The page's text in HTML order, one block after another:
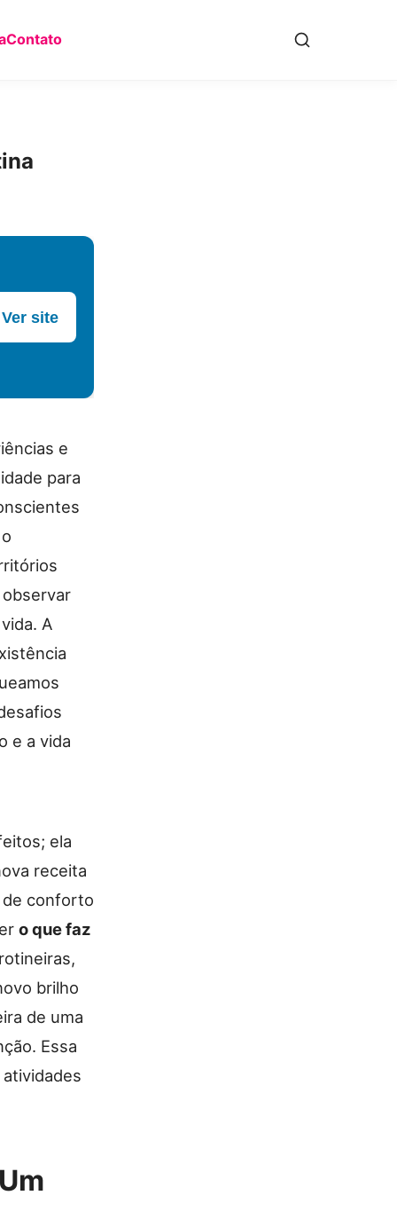
Contato
Ver site
e
para
A
e a vida
ela
receita
de conforto
o que faz
brilho
de uma
Essa